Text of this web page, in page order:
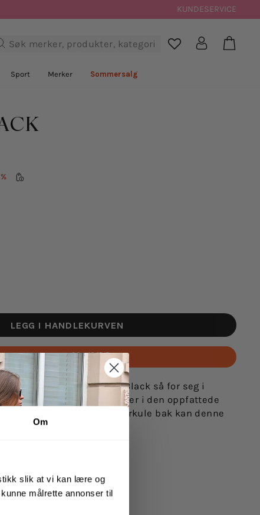
Om
slik at vi kan lære og
målrette annonser til
KUNDESERVICE
Søk  Logg inn
Sport Merker Sommersalg
LEGG I HANDLEKURVEN
Betal med
En tykk hoop Maria Black så for seg i
i denne bøylen ligger i den oppfattede
med Maria Blacks signaturkule bak kan denne